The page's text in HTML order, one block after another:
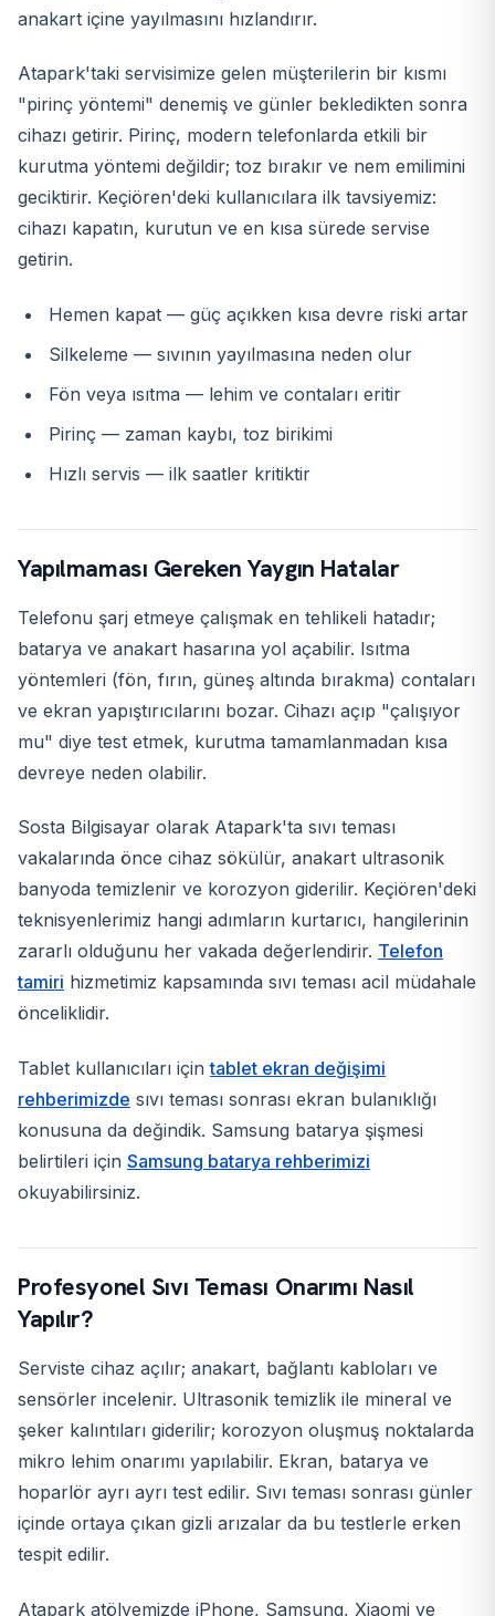
anakart içine yayılmasını hızlandırır.
Atapark'taki servisimize gelen müşterilerin bir kısmı
"pirinç yöntemi" denemiş ve günler bekledikten sonra
cihazı getirir. Pirinç, modern telefonlarda etkili bir
kurutma yöntemi değildir; toz bırakır ve nem emilimini
geciktirir. Keçiören'deki kullanıcılara ilk tavsiyemiz:
cihazı kapatın, kurutun ve en kısa sürede servise
getirin.
Hemen kapat — güç açıkken kısa devre riski artar
Silkeleme — sıvının yayılmasına neden olur
Fön veya ısıtma — lehim ve contaları eritir
Pirinç — zaman kaybı, toz birikimi
Hızlı servis — ilk saatler kritiktir
Yapılmaması Gereken Yaygın Hatalar
Telefonu şarj etmeye çalışmak en tehlikeli hatadır;
batarya ve anakart hasarına yol açabilir. Isıtma
yöntemleri (fön, fırın, güneş altında bırakma) contaları
ve ekran yapıştırıcılarını bozar. Cihazı açıp "çalışıyor
mu" diye test etmek, kurutma tamamlanmadan kısa
devreye neden olabilir.
Sosta Bilgisayar olarak Atapark'ta sıvı teması
vakalarında önce cihaz sökülür, anakart ultrasonik
banyoda temizlenir ve korozyon giderilir. Keçiören'deki
teknisyenlerimiz hangi adımların kurtarıcı, hangilerinin
zararlı olduğunu her vakada değerlendirir. Telefon
tamiri hizmetimiz kapsamında sıvı teması acil müdahale
önceliklidir.
Tablet kullanıcıları içintablet ekran değişimi
rehberimizde sıvı teması sonrası ekran bulanıklığı
konusuna da değindik. Samsung batarya şişmesi
belirtileri için Samsung batarya rehberimizi
okuyabilirsiniz.
Profesyonel Sıvı Teması Onarımı Nasıl
Yapılır?
Serviste cihaz açılır; anakart, bağlantı kabloları ve
sensörler incelenir. Ultrasonik temizlik ile mineral ve
şeker kalıntıları giderilir; korozyon oluşmuş noktalarda
mikro lehim onarımı yapılabilir. Ekran, batarya ve
hoparlör ayrı ayrı test edilir. Sıvı teması sonrası günler
içinde ortaya çıkan gizli arızalar da bu testlerle erken
tespit edilir.
Atapark atölyemizde iPhone, Samsung, Xiaomi ve